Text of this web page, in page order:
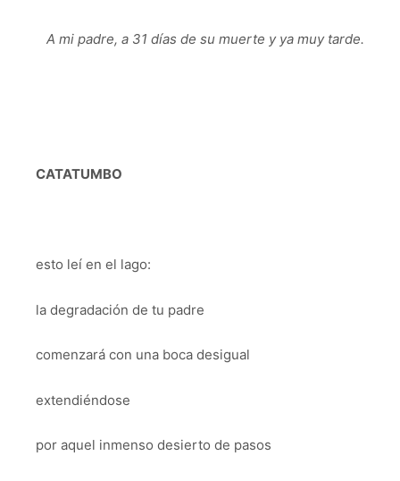
A mi padre, a 31 días de su muerte y ya muy tarde.
CATATUMBO
esto leí en el lago:
la degradación de tu padre
comenzará con una boca desigual
extendiéndose
por aquel inmenso desierto de pasos